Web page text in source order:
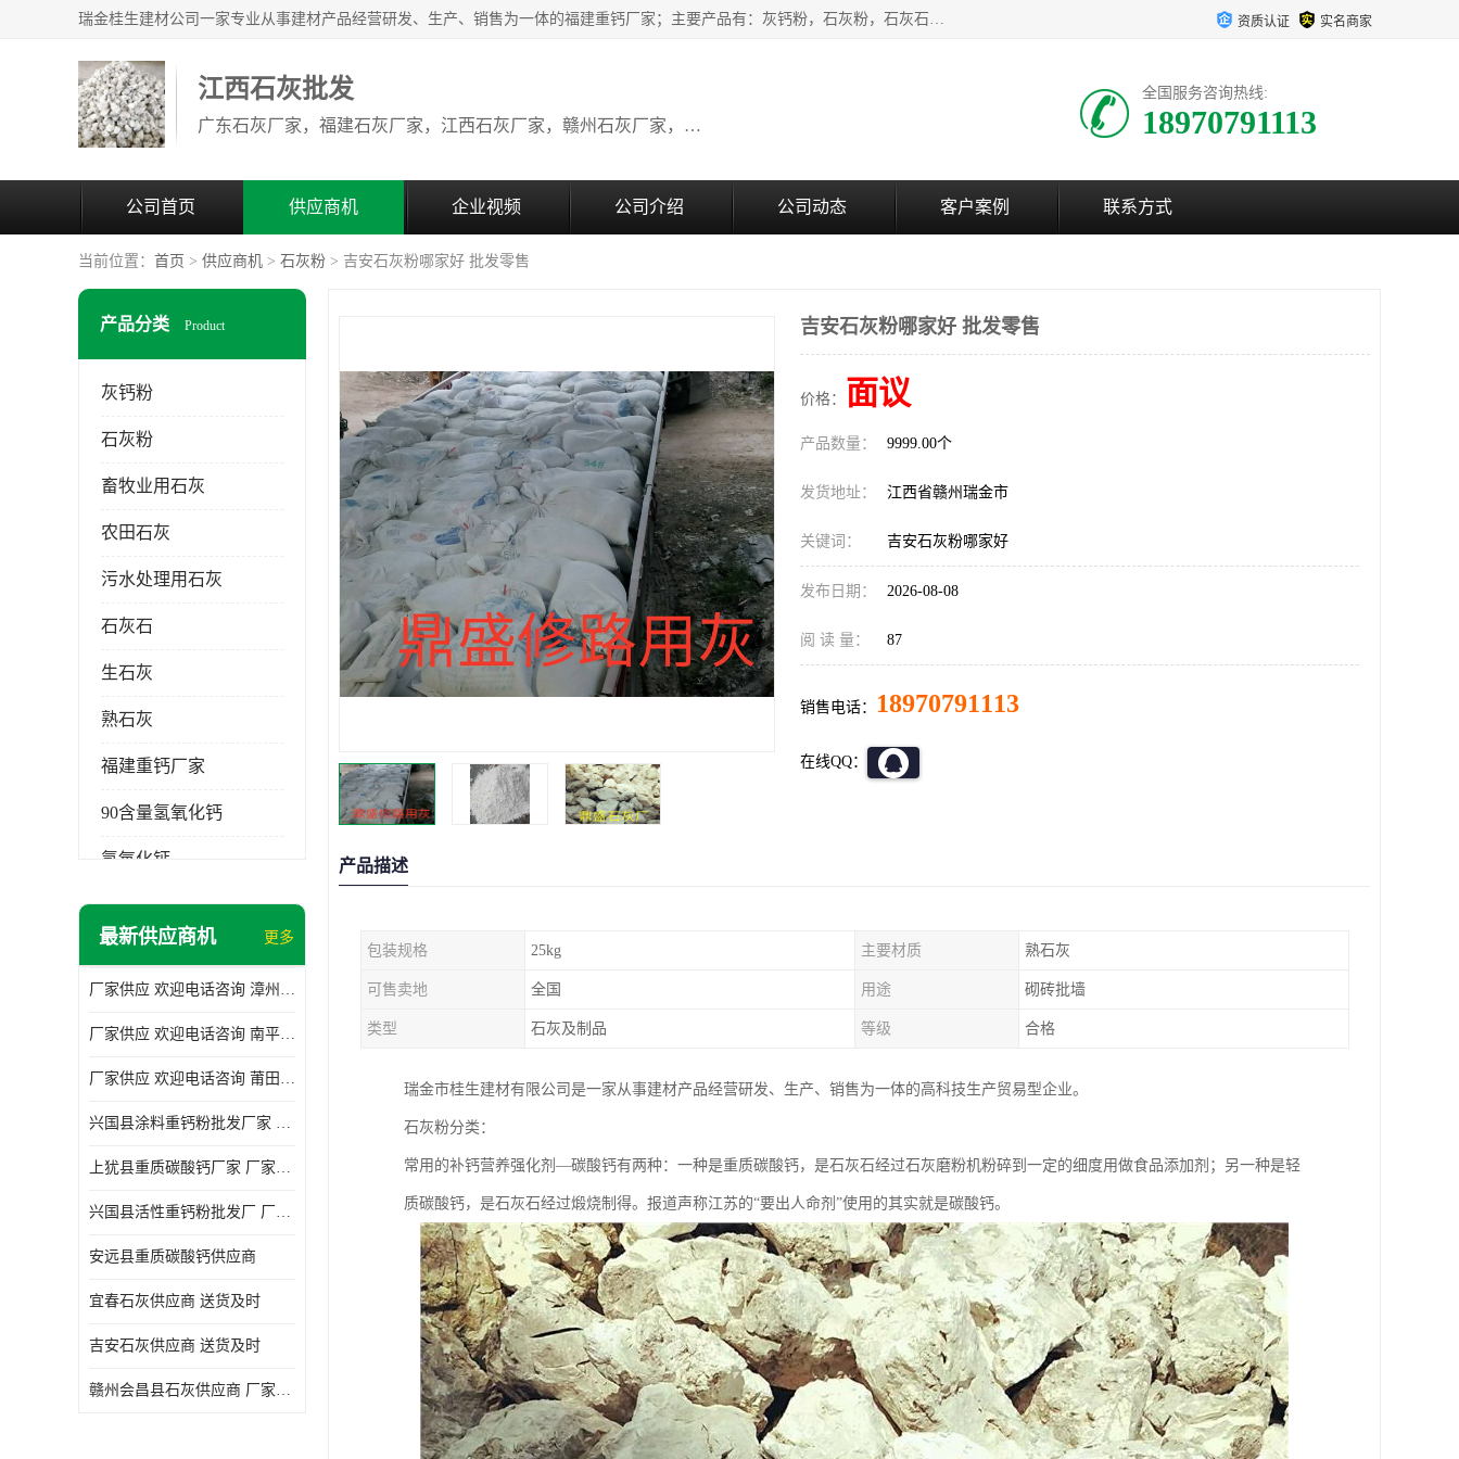
瑞金桂生建材公司一家专业从事建材产品经营研发、生产、销售为一体的福建重钙厂家；主要产品有：灰钙粉，石灰粉，石灰石，生石灰，熟石灰，氧化钙，重钙粉，氢氧化钙，农田石灰，畜牧业用石灰等。欢迎新老客户来电咨询！ 资质认证 实名商家
江西石灰批发
广东石灰厂家，福建石灰厂家，江西石灰厂家，赣州石灰厂家，东莞石灰厂家
全国服务咨询热线:
18970791113
公司首页 供应商机 企业视频 公司介绍 公司动态 客户案例 联系方式
当前位置： 首页 > 供应商机 > 石灰粉 > 吉安石灰粉哪家好 批发零售
产品分类 Product
灰钙粉
石灰粉
畜牧业用石灰
农田石灰
污水处理用石灰
石灰石
生石灰
熟石灰
福建重钙厂家
90含量氢氧化钙
氢氧化钙
氧化钙
最新供应商机 更多
厂家供应 欢迎电话咨询 漳州活性重钙粉
厂家供应 欢迎电话咨询 南平活性重钙粉批发厂
厂家供应 欢迎电话咨询 莆田高白度重钙粉厂家
兴国县涂料重钙粉批发厂家 厂家供应 欢迎电话咨询
上犹县重质碳酸钙厂家 厂家供应 欢迎电话咨询
兴国县活性重钙粉批发厂 厂家供应 欢迎电话咨询
安远县重质碳酸钙供应商
宜春石灰供应商 送货及时
吉安石灰供应商 送货及时
赣州会昌县石灰供应商 厂家供应
吉安石灰粉哪家好 批发零售
价格： 面议
产品数量： 9999.00个
发货地址： 江西省赣州瑞金市
关键词： 吉安石灰粉哪家好
发布日期： 2026-08-08
阅 读 量： 87
销售电话： 18970791113
在线QQ：
产品描述
包装规格 25kg 主要材质 熟石灰
可售卖地 全国 用途 砌砖批墙
类型 石灰及制品 等级 合格
瑞金市桂生建材有限公司是一家从事建材产品经营研发、生产、销售为一体的高科技生产贸易型企业。
石灰粉分类：
常用的补钙营养强化剂—碳酸钙有两种：一种是重质碳酸钙，是石灰石经过石灰磨粉机粉碎到一定的细度用做食品添加剂；另一种是轻
质碳酸钙，是石灰石经过煅烧制得。报道声称江苏的“要出人命剂”使用的其实就是碳酸钙。